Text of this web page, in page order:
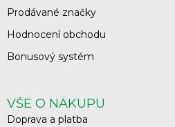
Prodávané značky
Hodnocení obchodu
Bonusový systém
VŠE O NÁKUPU
Doprava a platba